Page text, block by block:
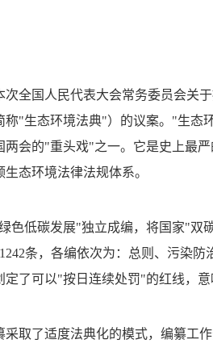
次全国人民代表大会常务委员会关
称"生态环境法典"）的议案。"生态
两会的"重头戏"之一。它是史上最
态环境法律法规体系。
色低碳发展"独立成编，将国家"双
条，各编依次为：总则、污染
了可以"按日连续处罚"的红线，意
采取了适度法典化的模式，编纂工